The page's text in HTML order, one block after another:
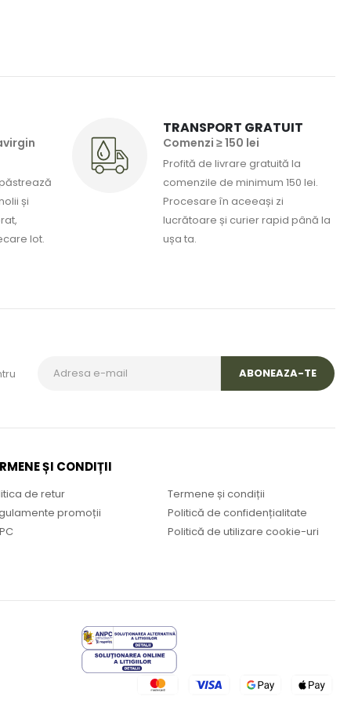
și
lot.
TRANSPORT GRATUIT
Comenzi ≥ 150 lei
Profită de livrare gratuită la
comenzile de minimum 150 lei.
Procesare în aceeași zi
lucrătoare și curier rapid până la
ușa ta.
ȘI CONDIȚII
de retur
promoții
Termene și condiții
Politică de confidențialitate
Politică de utilizare cookie-uri